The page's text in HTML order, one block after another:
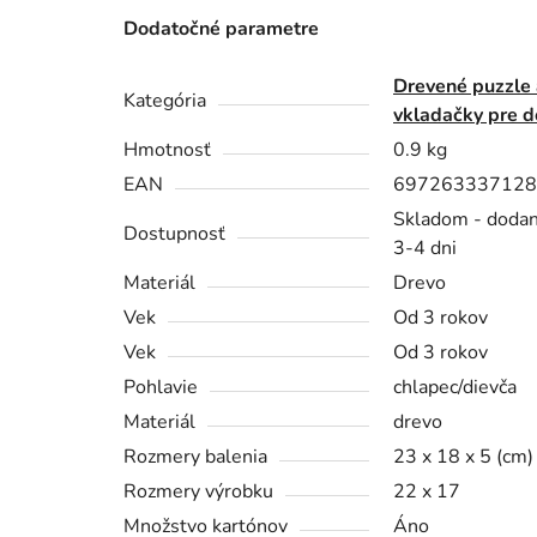
Dodatočné parametre
Kategória
Drevené puzzle
vkladačky pre
Hmotnosť
0.9 kg
EAN
Dostupnosť
Skladom -
3-4 dni
Materiál
Drevo
Vek
Od 3 rokov
Vek
Od 3 rokov
Pohlavie
chlapec/dievča
Materiál
drevo
Rozmery balenia
23 x 18 x 5 (cm)
Rozmery výrobku
22 x 17
Množstvo kartónov
Áno